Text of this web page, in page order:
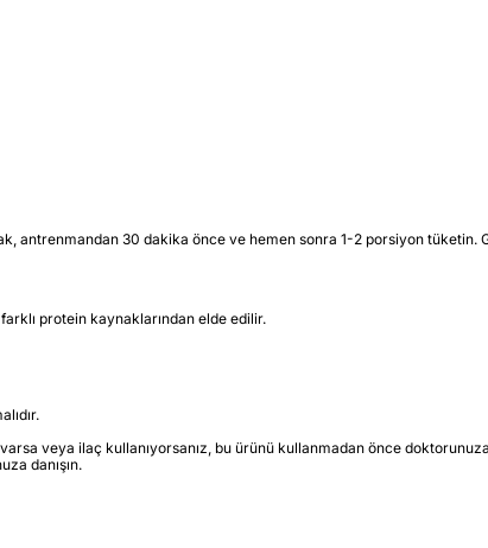
antrenmandan 30 dakika önce ve hemen sonra 1-2 porsiyon tüketin.
protein kaynaklarından elde edilir.
veya ilaç kullanıyorsanız, bu ürünü kullanmadan önce doktorunuza
danışın.